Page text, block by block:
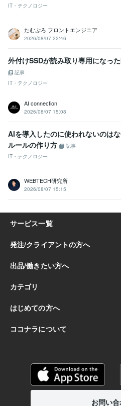
IT・テクノロジー
たむぷろ フロントエンジニア
2026/08/07 22:46
外付けSSDが読み取り専用になっ
記事
IT・テクノロジー
AI connection
2026/08/07 15:08
AIを導入したのに使われないのは
ルールの作り方
記事
IT・テクノロジー
WEBTECH研究所
2026/08/07 15:15